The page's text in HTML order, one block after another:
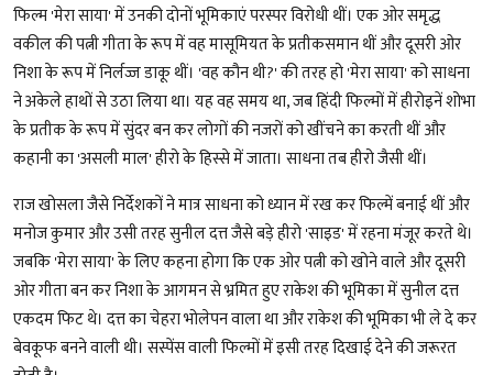
फिल्म 'मेरा साया' में उनकी दोनों भूमिकाएं परस्पर विरोधी थीं। एक ओर समृद्ध
वकील की पत्नी गीता के रूप में वह मासूमियत के प्रतीकसमान थीं और दूसरी ओर
निशा के रूप में निर्लज्ज डाकू थीं। 'वह कौन थी?' की तरह हो 'मेरा साया' को साधना
ने अकेले हाथों से उठा लिया था। यह वह समय था, जब हिंदी फिल्मों में हीरोइनें शोभा
के प्रतीक के रूप में सुंदर बन कर लोगों की नजरों को खींचने का करती थीं और
कहानी का 'असली माल' हीरो के हिस्से में जाता। साधना तब हीरो जैसी थीं।
राज खोसला जैसे निर्देशकों ने मात्र साधना को ध्यान में रख कर फिल्में बनाई थीं और
मनोज कुमार और उसी तरह सुनील दत्त जैसे बड़े हीरो 'साइड' में रहना मंजूर करते थे।
जबकि 'मेरा साया' के लिए कहना होगा कि एक ओर पत्नी को खोने वाले और दूसरी
ओर गीता बन कर निशा के आगमन से भ्रमित हुए राकेश की भूमिका में सुनील दत्त
एकदम फिट थे। दत्त का चेहरा भोलेपन वाला था और राकेश की भूमिका भी ले दे कर
बेवकूफ बनने वाली थी। सस्पेंस वाली फिल्मों में इसी तरह दिखाई देने की जरूरत